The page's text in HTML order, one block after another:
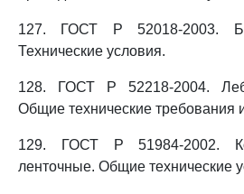
127. ГОСТ Р 52018-2003.
Технические условия.
128. ГОСТ Р 52218-2004.
Общие технические требования
129. ГОСТ Р 51984-2002.
ленточные. Общие технические